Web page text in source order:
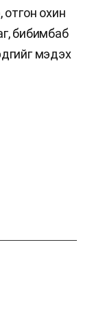
охин
бибимбаб
мэдэх